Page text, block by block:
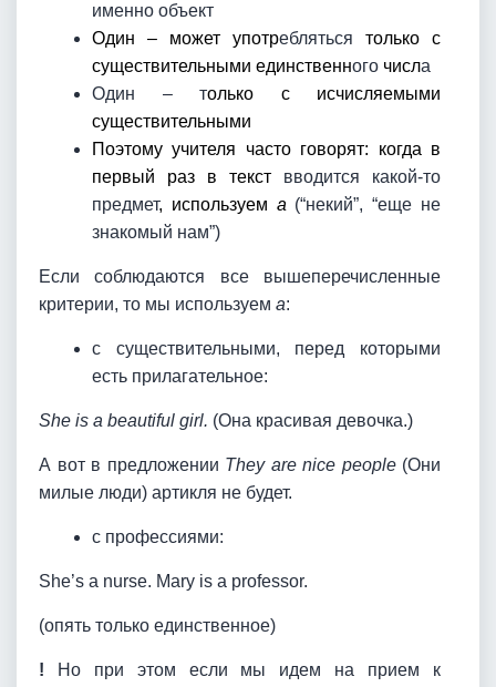
именно объект
Один – может употребляться только с
существительными единственного числа
Один – только с исчисляемыми
существительными
Поэтому учителя часто говорят: когда в
первый раз в текст вводится какой-то
предмет, используем a(“некий”, “еще не
знакомый нам”)
Если соблюдаются все вышеперечисленные
критерии, то мы используем a:
с существительными, перед которыми
есть прилагательное:
She is a beautiful girl. (Она красивая девочка.)
А вот в предложении They are nice people (Они
милые люди) артикля не будет.
с профессиями:
She’s a nurse. Mary is a professor.
(опять только единственное)
! Но при этом если мы идем на прием к